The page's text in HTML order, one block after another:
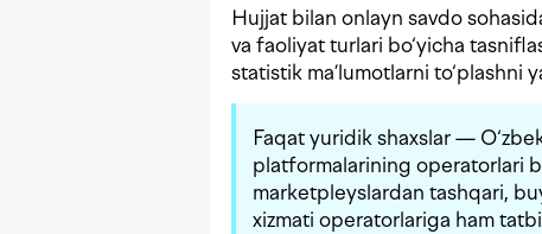
Hujjat bilan onlayn savdo
va faoliyat turlari bo‘yicha
statistik ma’lumotlarni to‘plashni
Faqat yuridik shaxslar —
platformalarining operatorlari
marketpleyslardan tashqari,
xizmati operatorlariga ham